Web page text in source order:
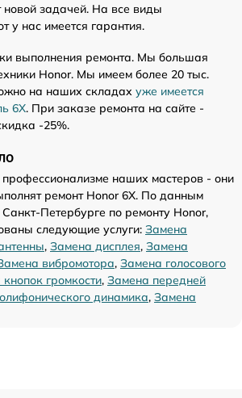
новой задачей. На все виды
у нас имеется гарантия.
выполнения ремонта. Мы большая
Honor. Мы имеем более 20 тыс.
на наших складах уже имеется
6X. При заказе ремонта на сайте -
-25%.
наших мастеров - они
ремонт Honor 6X. По данным
Петербурге по ремонту Honor,
следующие услуги: Замена
, Замена дисплея, Замена
вибромотора, Замена голосового
громкости, Замена передней
динамика, Замена